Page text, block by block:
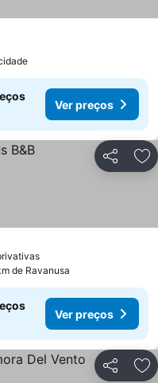
Ver preços
Partilhar
de Ravanusa
Ver preços
Partilhar